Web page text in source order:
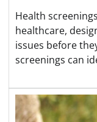
Health
healthcare,
issues before
screenings can